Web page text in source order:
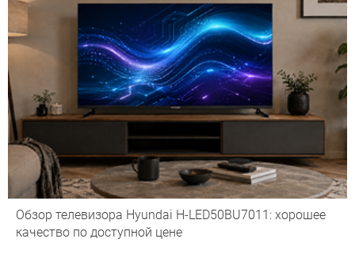
Обзор телевизора Hyundai H-LED50BU7011: хорошее
качество по доступной цене